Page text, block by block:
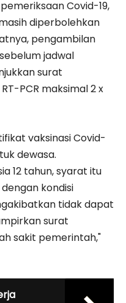
Covid-19,
diperbolehkan
pengambilan
jadwal
surat
PCR maksimal 2 x
vaksinasi Covid-
dewasa.
12 tahun, syarat itu
kondisi
tidak dapat
surat
sakit pemerintah,"